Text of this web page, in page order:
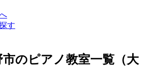
す
市のピアノ教室一覧（大